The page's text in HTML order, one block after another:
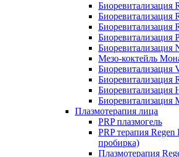
Биоревитализация
Биоревитализация
Биоревитализация
Биоревитализация
Биоревитализация
Мезо-коктейль
Биоревитализация
Биоревитализация
Биоревитализация
Биоревитализация
Плазмотерапия лица
PRP плазмогель
PRP терапия Regen
пробирка)
Плазмотерапия